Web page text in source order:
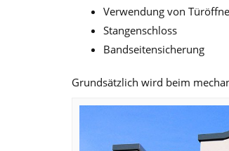
Verwendung von
Stangenschloss
Bandseitensicherung
Grundsätzlich wird beim